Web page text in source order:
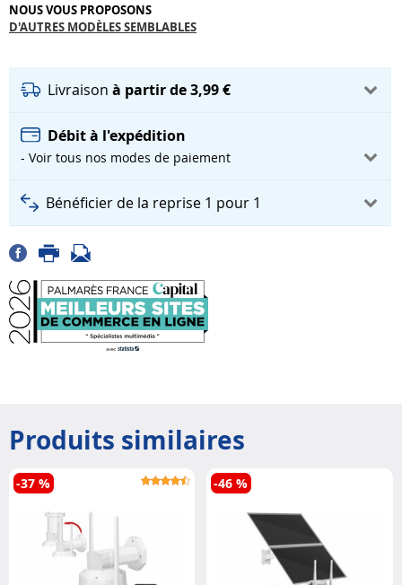
NOUS VOUS PROPOSONS
D'AUTRES MODÈLES SEMBLABLES
Livraison à partir de 3,99 €
Débit à l'expédition
- Voir tous nos modes de paiement
Bénéficier de la reprise 1 pour 1
Produits similaires
-37 % -46 %